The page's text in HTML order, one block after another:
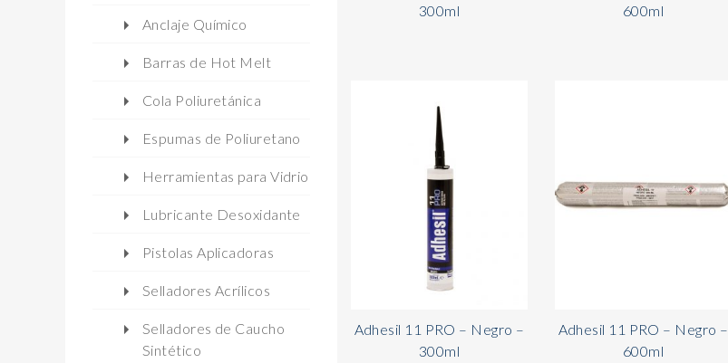
300ml
600ml
Adhesil 11 PRO – Negro –
300ml
Adhesil 11 PRO – Negro –
600ml
Anclaje Químico
Barras de Hot Melt
Cola Poliuretánica
Espumas de Poliuretano
Herramientas para Vidrio
Lubricante Desoxidante
Pistolas Aplicadoras
Selladores Acrílicos
Selladores de Caucho
Sintético